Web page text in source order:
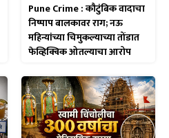
Pune Crime : कौटुंबिक वादाचा
निष्पाप बालकावर राग; नऊ
महिन्यांच्या चिमुकल्याच्या तोंडात
फेव्हिक्विक ओतल्याचा आरोप